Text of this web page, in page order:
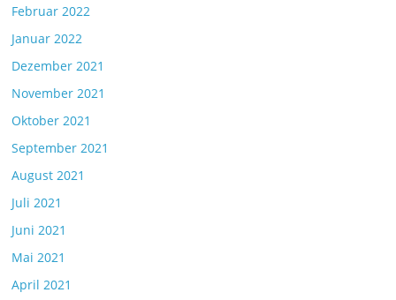
Februar 2022
Januar 2022
Dezember 2021
November 2021
Oktober 2021
September 2021
August 2021
Juli 2021
Juni 2021
Mai 2021
April 2021